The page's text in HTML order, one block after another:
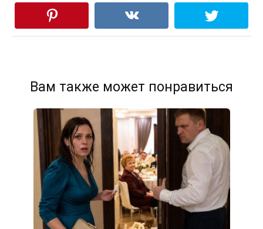
Вам также может понравиться